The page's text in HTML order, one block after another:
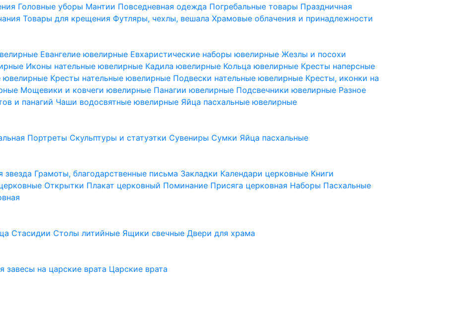
Головные уборы Мантии Повседневная одежда Погребальные товары Праздничная
Товары для крещения Футляры, чехлы, вешалаХрамовые облачения и принадлежности
Евангелие ювелирные Евхаристические наборы ювелирныеЖезлы и посохи
Иконы нательные ювелирные Кадила ювелирные Кольца ювелирные Кресты наперсные
ювелирные Кресты нательные ювелирные Подвески нательные ювелирные Кресты, иконки на
Мощевики и ковчеги ювелирные Панагии ювелирные Подсвечники ювелирные Разное
и панагий Чаши водосвятные ювелирные Яйца пасхальные ювелирные
Портреты Скульптуры и статуэтки Сувениры Сумки Яйца пасхальные
звезда Грамоты, благодарственные письма Закладки Календари церковные Книги
Открытки Плакат церковный Поминание Присяга церковная Наборы Пасхальные
Стасидии Столы литийные Ящики свечныеДвери для храма
завесы на царские врата Царские врата